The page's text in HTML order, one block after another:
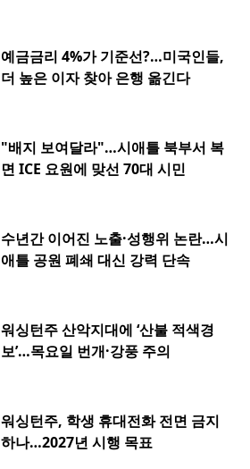
예금금리 4%가 기준선?…미국인들,
더 높은 이자 찾아 은행 옮긴다
"배지 보여달라"…시애틀 북부서 복
면 ICE 요원에 맞선 70대 시민
수년간 이어진 노출·성행위 논란…시
애틀 공원 폐쇄 대신 강력 단속
워싱턴주 산악지대에 ‘산불 적색경
보’…목요일 번개·강풍 주의
워싱턴주, 학생 휴대전화 전면 금지
하나…2027년 시행 목표